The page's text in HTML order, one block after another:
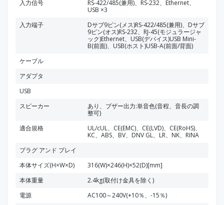
入力信号
RS-422/485(兼用)、RS-232、Ethernet、
USB ×3
入力端子
Dサブ9ピン(メス)RS-422/485(兼用)、Dサブ
9ピン(オス)RS-232、RJ-45(モジュラージャ
ック)Ethernet、USB(デバイス)USB Mini-
B(前面)、USB(ホスト)USB-A(前面/背面)
ケーブル
アダプタ
USB
スピーカー
あり、ブザー出力:単音色(音程、音長の調
整可)
適合規格
UL/cUL、CE(EMC)、CE(LVD)、CE(RoHS)、
KC、ABS、BV、DNV GL、LR、NK、RINA
プラグ アンド プレイ
本体サイズ(H×W×D)
316(W)×246(H)×52(D)[mm]
本体重量
2.4kg(取付け金具を除く)
電源
AC100～240V(+10％、-15％)